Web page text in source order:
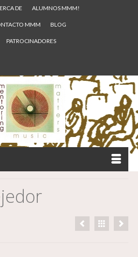
DE ALUMNOS MMM!
MMM BLOG
PATROCINADORES